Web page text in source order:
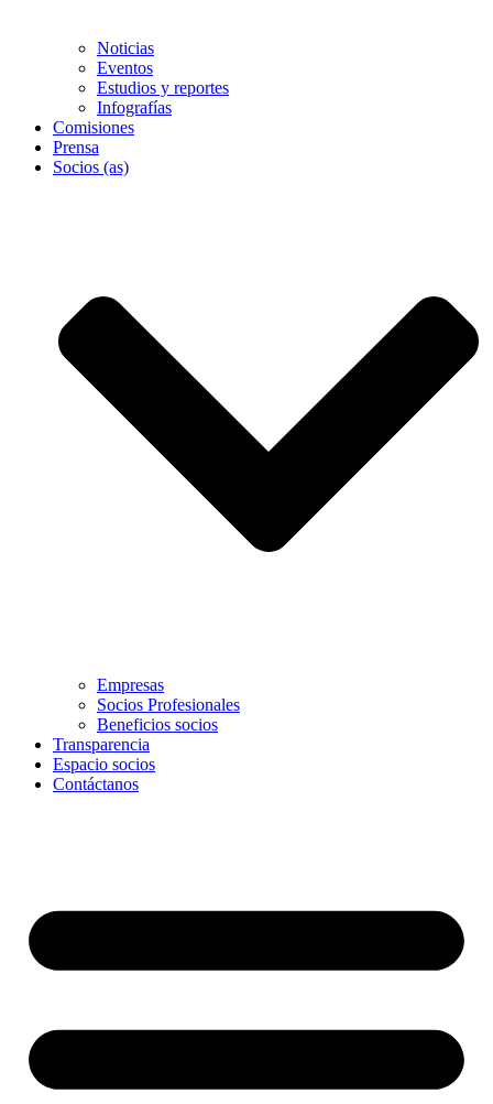
Noticias
Eventos
Estudios y reportes
Infografías
Comisiones
Prensa
Socios (as)
Empresas
Socios Profesionales
Beneficios socios
Transparencia
Espacio socios
Contáctanos